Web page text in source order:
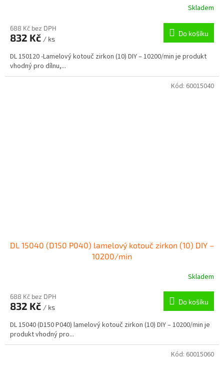
Skladem
688 Kč bez DPH
832 Kč / ks
Do košíku
DL 150120 -Lamelový kotouč zirkon (10) DIY – 10200/min je produkt
vhodný pro dílnu,...
DL 15040 (D150 P040) lamelový kotouč zirkon (10) DIY –
10200/min
Skladem
688 Kč bez DPH
832 Kč / ks
Do košíku
DL 15040 (D150 P040) lamelový kotouč zirkon (10) DIY – 10200/min je
produkt vhodný pro...
Kód: 60015040
Kód: 60015060